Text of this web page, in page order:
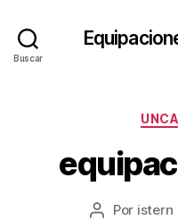
Buscar
Autor
Por istern